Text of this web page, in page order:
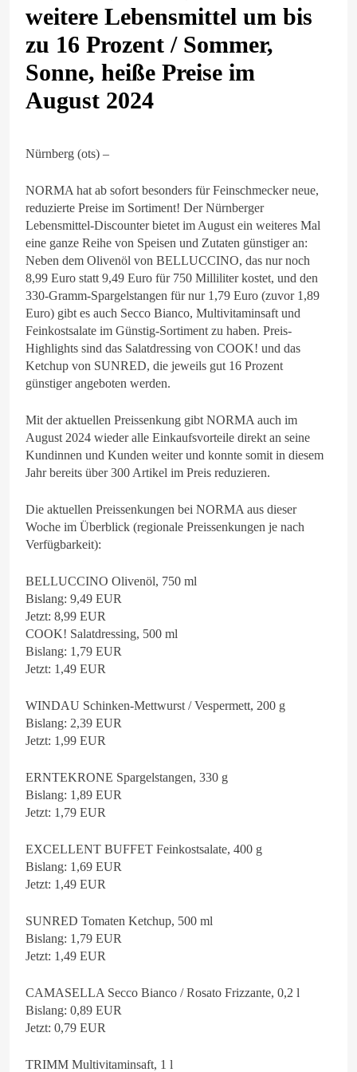
weitere Lebensmittel um bis
zu 16 Prozent / Sommer,
Sonne, heiße Preise im
August 2024
Nürnberg (ots) –
NORMA hat ab sofort besonders für Feinschmecker neue,
reduzierte Preise im Sortiment! Der Nürnberger
Lebensmittel-Discounter bietet im August ein weiteres Mal
eine ganze Reihe von Speisen und Zutaten günstiger an:
Neben dem Olivenöl von BELLUCCINO, das nur noch
8,99 Euro statt 9,49 Euro für 750 Milliliter kostet, und den
330-Gramm-Spargelstangen für nur 1,79 Euro (zuvor 1,89
Euro) gibt es auch Secco Bianco, Multivitaminsaft und
Feinkostsalate im Günstig-Sortiment zu haben. Preis-
Highlights sind das Salatdressing von COOK! und das
Ketchup von SUNRED, die jeweils gut 16 Prozent
günstiger angeboten werden.
Mit der aktuellen Preissenkung gibt NORMA auch im
August 2024 wieder alle Einkaufsvorteile direkt an seine
Kundinnen und Kunden weiter und konnte somit in diesem
Jahr bereits über 300 Artikel im Preis reduzieren.
Die aktuellen Preissenkungen bei NORMA aus dieser
Woche im Überblick (regionale Preissenkungen je nach
Verfügbarkeit):
BELLUCCINO Olivenöl, 750 ml
Bislang: 9,49 EUR
Jetzt: 8,99 EUR
COOK! Salatdressing, 500 ml
Bislang: 1,79 EUR
Jetzt: 1,49 EUR
WINDAU Schinken-Mettwurst / Vespermett, 200 g
Bislang: 2,39 EUR
Jetzt: 1,99 EUR
ERNTEKRONE Spargelstangen, 330 g
Bislang: 1,89 EUR
Jetzt: 1,79 EUR
EXCELLENT BUFFET Feinkostsalate, 400 g
Bislang: 1,69 EUR
Jetzt: 1,49 EUR
SUNRED Tomaten Ketchup, 500 ml
Bislang: 1,79 EUR
Jetzt: 1,49 EUR
CAMASELLA Secco Bianco / Rosato Frizzante, 0,2 l
Bislang: 0,89 EUR
Jetzt: 0,79 EUR
TRIMM Multivitaminsaft, 1 l